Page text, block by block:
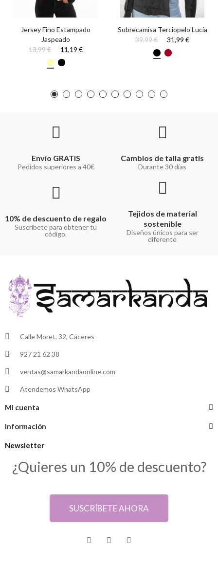
Jersey Fino Estampado
Jaspeado
13,99 €
11,19 €
Sobrecamisa Terciopelo Lucía
39,99 €
31,99 €
Envío GRATIS
Pedidos superiores a 40€
Cambios de talla gratis
Durante 30 días
10% de descuento de regalo
Suscríbete para obtener tu
código.
Tejidos de material
sostenible
Diseños únicos para ser
diferente
Calle Moret, 32, Cáceres
927 21 62 38
ventas@samarkandaonline.com
Atendemos WhatsApp
Mi cuenta
Información
Newsletter
¿Quieres un 10% de descuento?
SUSCRÍBETE AHORA